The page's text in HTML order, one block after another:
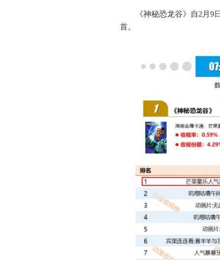
《神秘恐龙谷》自2月
首。